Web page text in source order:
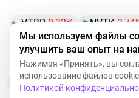
VTBR-0,32% NVTK-
X5-0,61% OZON-1,44%
DOMRF-0,61% T-0,18%
Мы используем файлы
улучшить ваш опыт на
Нажимая «Принять», вы
использование файлов
Политикой